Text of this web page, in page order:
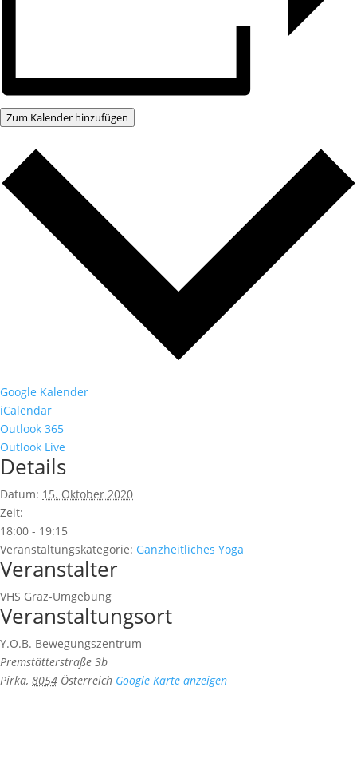
Zum Kalender hinzufügen
Google Kalender
iCalendar
Outlook 365
Outlook Live
Details
Datum: 15. Oktober 2020
Zeit:
18:00 - 19:15
Veranstaltungskategorie: Ganzheitliches Yoga
Veranstalter
VHS Graz-Umgebung
Veranstaltungsort
Y.O.B. Bewegungszentrum
Premstätterstraße 3b
Pirka, 8054 Österreich Google Karte anzeigen